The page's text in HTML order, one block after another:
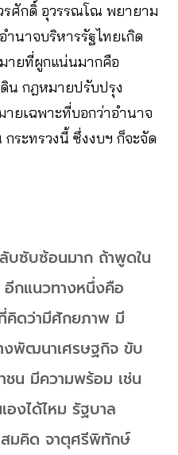
ศักดิ์ อุวรรณโณ พยายาม
นาจบริหารรัฐไทยเกิด
ายที่ผูกแน่นมากคือ
น กฎหมายปรับปรุง
ายเฉพาะที่บอกว่าอำนาจ
ระทรวงนี้ ซึ่งงบฯ ก็จะจัด
ลับซับซ้อนมาก ถ้าพูดใน
อีกแนวทางหนึ่งคือ
คิดว่ามีศักยภาพ มี
งพัฒนาเศรษฐกิจ ขับ
ชน มีความพร้อม เช่น
งได้ไหม รัฐบาล
สมคิด จาตุศรีพิทักษ์